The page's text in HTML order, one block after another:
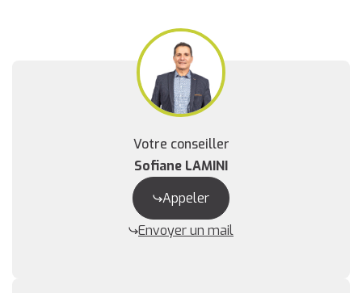
Votre conseiller
Sofiane LAMINI
Appeler
Envoyer un mail